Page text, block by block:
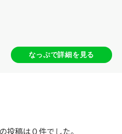
なっぷで詳細を見る
投稿は０件でした。